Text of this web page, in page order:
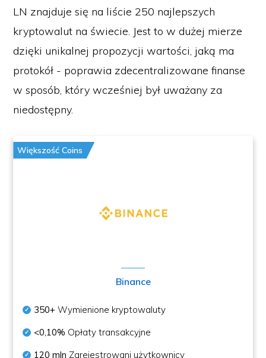
LN znajduje się na liście 250 najlepszych
kryptowalut na świecie. Jest to w dużej mierze
dzięki unikalnej propozycji wartości, jaką ma
protokół - poprawia zdecentralizowane finanse
w sposób, który wcześniej był uważany za
niedostępny.
Większość Coins
Binance
350+ Wymienione kryptowaluty
<0,10% Opłaty transakcyjne
120 mln Zarejestrowani użytkownicy